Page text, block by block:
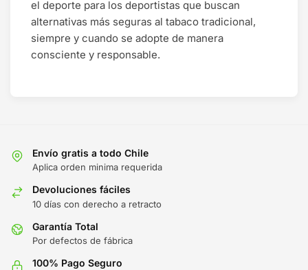
el deporte para los deportistas que buscan
alternativas más seguras al tabaco tradicional,
siempre y cuando se adopte de manera
consciente y responsable.
Envío gratis a todo Chile
Aplica orden minima requerida
Devoluciones fáciles
10 días con derecho a retracto
Garantía Total
Por defectos de fábrica
100% Pago Seguro